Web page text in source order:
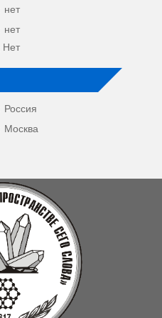
нет
нет
Нет
Россия
Москва